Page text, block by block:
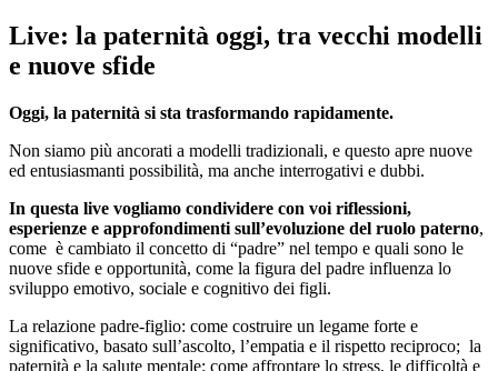
Live: la paternità oggi, tra vecchi modelli
e nuove sfide
Oggi, la paternità si sta trasformando rapidamente.
Non siamo più ancorati a modelli tradizionali, e questo apre nuove
ed entusiasmanti possibilità, ma anche interrogativi e dubbi.
In questa live vogliamo condividere con voi riflessioni,
esperienze e approfondimenti sull’evoluzione del ruolo paterno,
come è cambiato il concetto di “padre” nel tempo e quali sono le
nuove sfide e opportunità, come la figura del padre influenza lo
sviluppo emotivo, sociale e cognitivo dei figli.
La relazione padre-figlio: come costruire un legame forte e
significativo, basato sull’ascolto, l’empatia e il rispetto reciproco; la
paternità e la salute mentale: come affrontare lo stress, le difficoltà e